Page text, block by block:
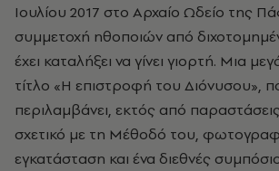
Ιουλίου 2017 στο Αρχαίο Ωδείο της
συμμετοχή ηθοποιών από
έχει καταλήξει να γίνει γιορτή. Μια
τίτλο «Η επιστροφή του Διόνυσου»,
περιλαμβάνει, εκτός από
σχετικό με τη Μέθοδό του,
εγκατάσταση και ένα διεθνές